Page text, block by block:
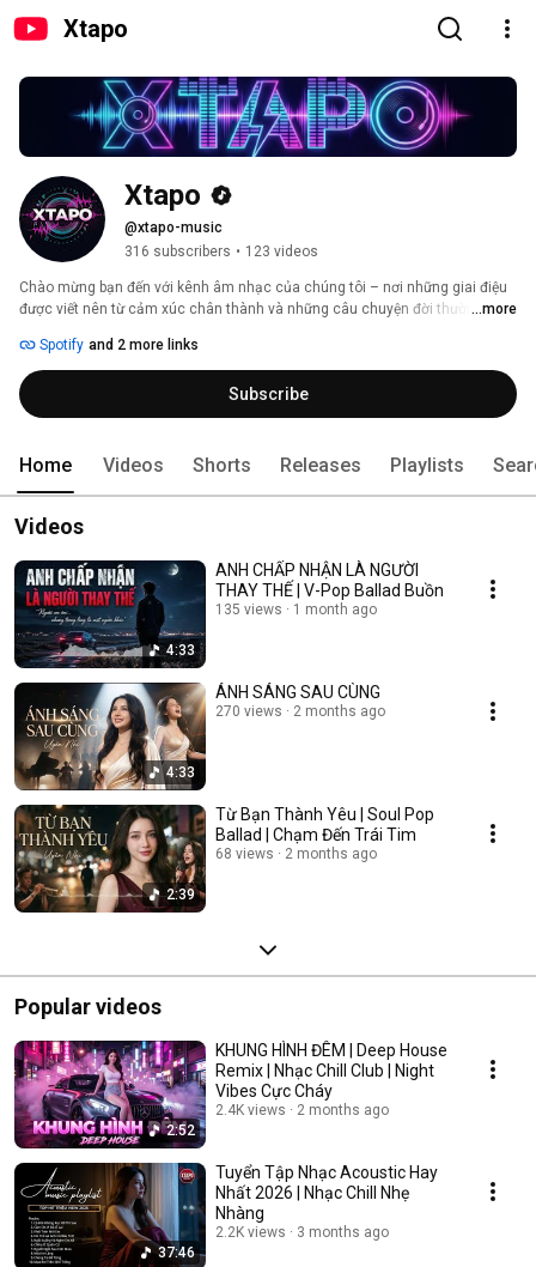
Xtapo
Xtapo
@xtapo-music
316 subscribers • 123 videos
Chào mừng bạn đến với kênh âm nhạc của chúng tôi – nơi những giai điệu
được viết nên từ cảm xúc chân thành và những câu chuyện đời thường. Mỗi
mong rằng sẽ chạm đến trái tim và mang lại sự đồng cảm cho bạn. Hãy
cùng lắng nghe và cảm nhận nhé!
...more
Spotify and 2 more links
Subscribe
Home Videos Shorts Releases Playlists
Videos
4:33
ANH CHẤP NHẬN LÀ NGƯỜI
THAY THẾ | V-Pop Ballad Buồn
135 views 1 month ago
4:33
ÁNH SÁNG SAU CÙNG
270 views 2 months ago
2:39
Từ Bạn Thành Yêu | Soul Pop
Ballad | Chạm Đến Trái Tim
68 views 2 months ago
Popular videos
2:52
KHUNG HÌNH ĐÊM | Deep House
Remix | Nhạc Chill Club | Night
Vibes Cực Cháy
2.4K views 2 months ago
37:46
Tuyển Tập Nhạc Acoustic Hay
Nhất 2026 | Nhạc Chill Nhẹ
Nhàng
2.2K views 3 months ago